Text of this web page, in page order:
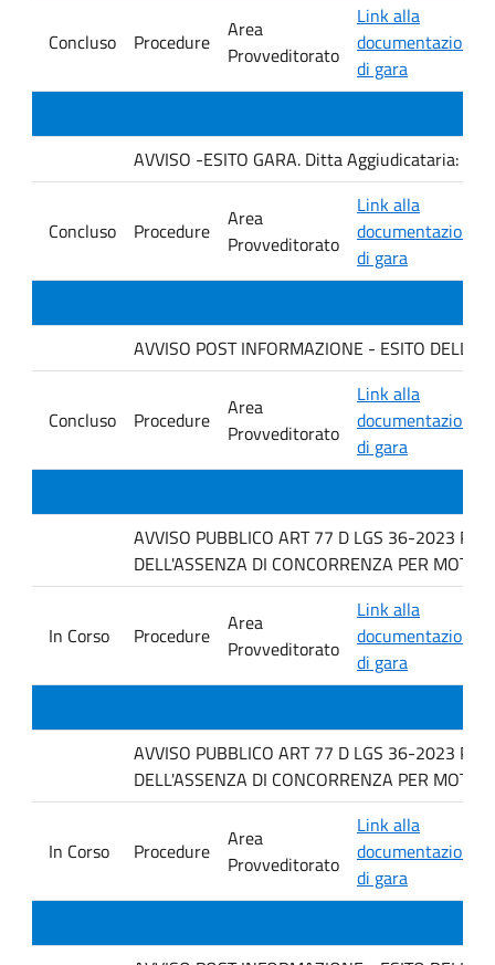
Concluso Procedure
Area
Provveditorato
Link alla
documentazione
di gara
AVVISO -ESITO GARA. Ditta Aggiudicataria:
Concluso Procedure
Area
Provveditorato
Link alla
documentazione
di gara
AVVISO POST INFORMAZIONE - ESITO
Concluso Procedure
Area
Provveditorato
Link alla
documentazione
di gara
AVVISO PUBBLICO ART 77 D LGS 36-2023 PER
DELL'ASSENZA DI CONCORRENZA PER MOTIVI
In Corso Procedure
Area
Provveditorato
Link alla
documentazione
di gara
AVVISO PUBBLICO ART 77 D LGS 36-2023 PER
DELL'ASSENZA DI CONCORRENZA PER MOTIVI
In Corso Procedure
Area
Provveditorato
Link alla
documentazione
di gara